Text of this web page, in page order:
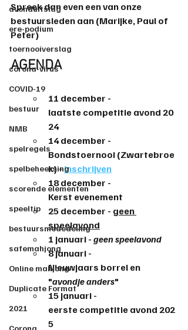
avonduitslag
ere-podium
toernooiverslag
corona-virus
COVID-19
bestuur
NMB
spelregels
spelbeheersing
scorende elementen
speeltip
bestuursmededeling
safemahjong
Online mahjong
Duplicate Format
2021
Corona
Spreek dan even een van onze
bestuursleden aan (Marijke, Paul of
Peter)
AGENDA
11 december -
laatste competitie avond 20
24
14 december -
Bondstoernooi (Zwartebroe
k) - inschrijven
18 december -
Kerst evenement
25 december - geen
speelavond
1 januari - geen speelavond
8 januari -
Nieuwjaars borrel en
"avondjeanders"
15 januari -
eerste competitie avond 202
5